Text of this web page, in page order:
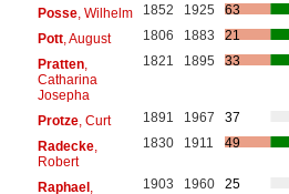
Posse, Wilhelm 1852 1925
63
Pott, August 1806 1883
21
Pratten,
Catharina
Josepha
1821 1895 33
Protze, Curt 1891 1967
37
Radecke,
Robert
1830 1911 49
Raphael,
1903 1960 25